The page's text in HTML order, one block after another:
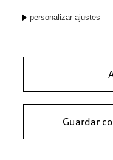
personalizar ajustes
Guardar